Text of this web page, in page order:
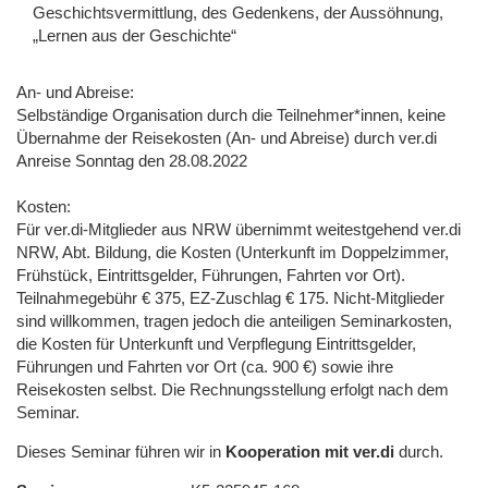
Geschichtsvermittlung, des Gedenkens, der Aussöhnung,
„Lernen aus der Geschichte“
An- und Abreise:
Selbständige Organisation durch die Teilnehmer*innen, keine
Übernahme der Reisekosten (An- und Abreise) durch ver.di
Anreise Sonntag den 28.08.2022
Kosten:
Für ver.di-Mitglieder aus NRW übernimmt weitestgehend ver.di
NRW, Abt. Bildung, die Kosten (Unterkunft im Doppelzimmer,
Frühstück, Eintrittsgelder, Führungen, Fahrten vor Ort).
Teilnahmegebühr € 375, EZ-Zuschlag € 175. Nicht-Mitglieder
sind willkommen, tragen jedoch die anteiligen Seminarkosten,
die Kosten für Unterkunft und Verpflegung Eintrittsgelder,
Führungen und Fahrten vor Ort (ca. 900 €) sowie ihre
Reisekosten selbst. Die Rechnungsstellung erfolgt nach dem
Seminar.
Dieses Seminar führen wir in Kooperation mit ver.di durch.